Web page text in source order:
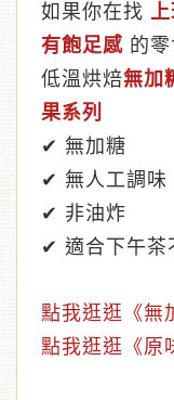
如果你在找
有飽足感 的零
低溫烘焙無加
果系列
✔ 無加糖
✔ 無人工調味
✔ 非油炸
✔ 適合下午茶
點我逛逛《無
點我逛逛《原